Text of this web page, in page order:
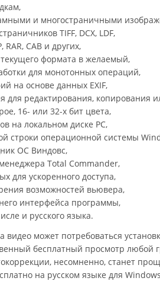
и многостраничными
TIFF, DCX, LDF,
CAB и других,
формата в желаемый,
для монотонных операций,
на основе данных EXIF,
для редактирования, копирования
16- или 32-х бит цвета,
на локальном диске PC,
строки операционной системы
ОС Виндовс,
Total Commander,
для ускоренного доступа,
возможностей вьювера,
интерфейса программы,
и русского языка.
может потребоваться
бесплатный просмотр любой
несомненно, станет
на русском языке для